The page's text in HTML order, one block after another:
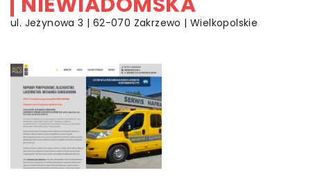
ul. Jeżynowa 3 | 62-070 Zakrzewo | Wielkopolskie